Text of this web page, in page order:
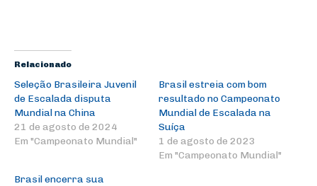
Relacionado
Seleção Brasileira Juvenil
de Escalada disputa
Mundial na China
21 de agosto de 2024
Em "Campeonato Mundial"
Brasil estreia com bom
resultado no Campeonato
Mundial de Escalada na
Suíça
1 de agosto de 2023
Em "Campeonato Mundial"
Brasil encerra sua